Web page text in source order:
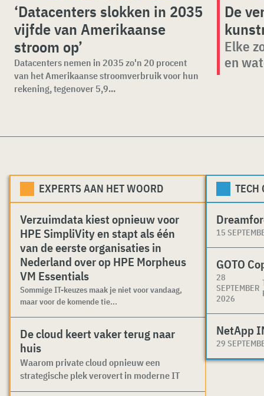
‘Datacenters slokken in 2035
vijfde van Amerikaanse
stroom op’
Datacenters nemen in 2035 zo'n 20 procent
van het Amerikaanse stroomverbruik voor hun
rekening, tegenover 5,9...
De
Elke
en
EXPERTS AAN HET WOORD
Verzuimdata kiest opnieuw voor
HPE SimpliVity en stapt als één
van de eerste organisaties in
Nederland over op HPE Morpheus
VM Essentials
Sommige IT-keuzes maak je niet voor vandaag,
maar voor de komende tie...
De cloud keert vaker terug naar
huis
Waarom private cloud opnieuw een
strategische plek verovert in moderne IT
TECH
15
GOTO
28
SEPTEMBER
2026
NetApp
29